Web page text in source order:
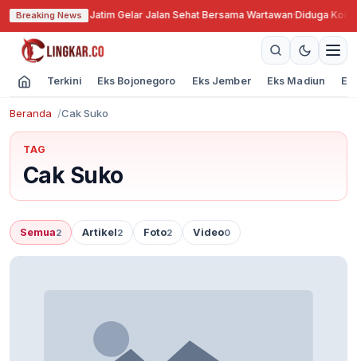
Breaking News
ke-79, PWI Jatim Gelar Jalan Sehat Bersama Wartawan·Diduga
Terkini Eks Bojonegoro Eks Jember Eks Madiun
Beranda Cak Suko
TAG
Cak Suko
Semua2 Artikel2 Foto2 Video0